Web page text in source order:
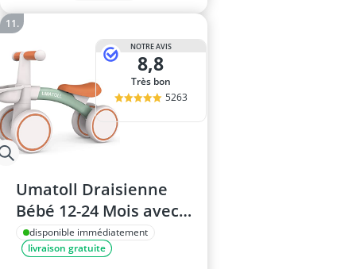
NOTRE AVIS
8,8
Très bon
5263
Umatoll Draisienne
Bébé 12-24 Mois avec
Panier
disponible immédiatement
livraison gratuite